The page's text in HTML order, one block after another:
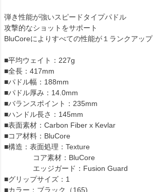
弾き性能が強いスピードタイプパドル
攻撃的なショットをサポート
BluCoreによりすべての性能が１ランクアップ
■平均ウェイト：227g
■全長：417mm
■パドル幅：188mm
■パドル厚み：14.0mm
■バランスポイント：235mm
■ハンドル長さ：145mm
■表面素材：Carbon Fiber x Kevlar
■コア材料：BluCore
■構造：表面処理：Texture
コア素材：BluCore
エッジガード：Fusion Guard
■グリップサイズ：1
■カラー：ブラック（165)